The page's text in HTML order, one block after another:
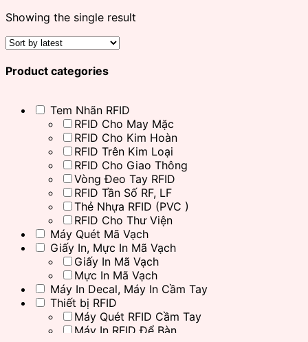
Showing the single result
Product categories
Tem Nhãn RFID
RFID Cho May Mặc
RFID Cho Kim Hoàn
RFID Trên Kim Loại
RFID Cho Giao Thông
Vòng Đeo Tay RFID
RFID Tần Số RF, LF
Thẻ Nhựa RFID (PVC )
RFID Cho Thư Viện
Máy Quét Mã Vạch
Giấy In, Mực In Mã Vạch
Giấy In Mã Vạch
Mực In Mã Vạch
Máy In Decal, Máy In Cầm Tay
Thiết bị RFID
Máy Quét RFID Cầm Tay
Máy In RFID Để Bàn